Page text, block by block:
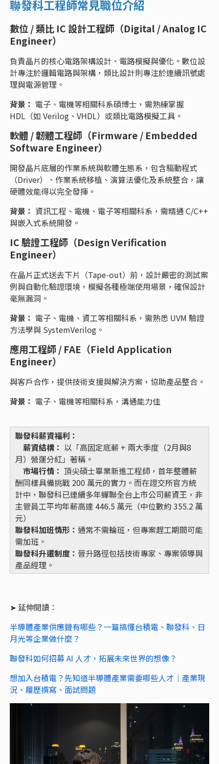
聯發科工程師常見職位介紹
數位 / 類比 IC 設計工程師 （Digital / Analog IC
Engineer）
負責晶片的核心電路架構設計、電路模擬與優化。數位設
計專注於邏輯電路與架構，類比設計則專注於連續訊號處
理與電源管理。
背景： 電子、電機等相關科系碩博士，需熟練掌握
HDL（如 Verilog、VHDL）或類比電路模擬工具。
軟體 / 韌體工程師（Firmware / Embedded
Software Engineer）
開發晶片底層的作業系統與軟體生態系，包含驅動程式
（Driver）、作業系統移植、演算法優化及系統整合，讓
硬體效能得以完全發揮。
背景： 資訊工程、電機、電子等相關科系，需精通 C/C++
與嵌入式系統開發。
IC 驗證工程師 （Design Verification
Engineer）
在晶片正式送去下片（Tape-out）前，設計嚴密的測試案
例與自動化驗證環境，模擬各種極端使用場景，確保設計
毫無漏洞。
背景： 電子、電機、資工等相關科系，需熟悉 UVM 驗證
方法學與 SystemVerilog。
應用工程師 / FAE（Field Application
Engineer）
與客戶合作，提供技術支援與解決方案，協助產品整合。
背景： 電子、電機等相關科系，溝通能力佳
聯發科薪資福利：
薪資結構： 以「高固定底薪 + 兩大季度（2月與8
月）營運分紅」著稱。
市場行情： 頂尖碩士畢業新進工程師，首年整體薪
酬同樣具備挑戰 200 萬元的實力。而在證交所官方統
計中，聯發科已連續多年蟬聯全台上市公司薪資王，非
主管員工平均年薪高達 446.5 萬元（中位數約 355.2 萬
元）
聯發科加班情形： 通常不需輪班，但專案趕工期間可能
需加班。
聯發科升遷制度： 晉升路徑包括技術專家、專案領導與
產品經理。
➤ 延伸閱讀：
半導體產業供應鏈有哪些？一篇搞懂台積電、聯發科、日
月光等企業做什麼？
聯發科如何招募 AI 人才，拓展未來世界的想像？
想加入台積電？先知道半導體產業需要哪些人才｜產業現
況、履歷撰寫、面試問題